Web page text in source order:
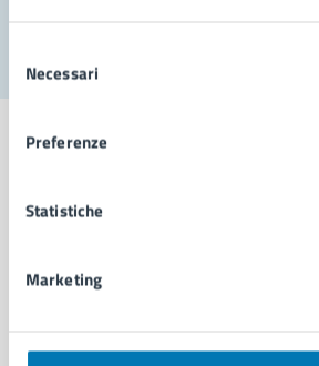
delNecessari
Preferenze
Statistiche
Marketing
Comune di Napoli
AMMINISTRAZIONE
Organi di governo